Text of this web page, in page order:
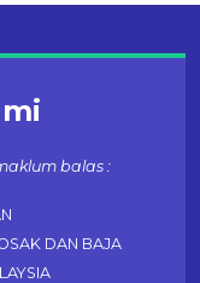
balas :
DAN BAJA